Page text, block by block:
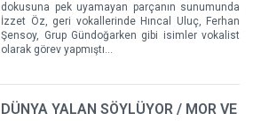
dokusuna pek uyamayan parçanın sunumunda
İzzet Öz, geri vokallerinde Hıncal Uluç, Ferhan
Şensoy, Grup Gündoğarken gibi isimler vokalist
olarak görev yapmıştı...
DÜNYA YALAN SÖYLÜYOR / MOR VE